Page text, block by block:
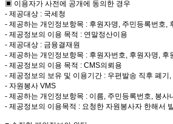
▣ 이용자가 사전에 공개에 동의한 경우
- 제공대상 : 국세청
- 제공하는 개인정보항목 : 후원자명, 주민등록번호,
- 제공정보의 이용 목적 : 연말정산이용
- 제공대상 : 금융결재원
- 제공하는 개인정보항목 : 후원자번호, 후원자명, 후
- 제공정보의 이용 목적 : CMS의뢰용
- 제공정보의 보유 및 이용기간 : 우편발송 직후 폐기
- 자원봉사 VMS
- 제공하는 개인정보항목 : 이름, 주민등록번호, 봉사
- 제공정보의 이용목적 : 요청한 자원봉사자 한해서